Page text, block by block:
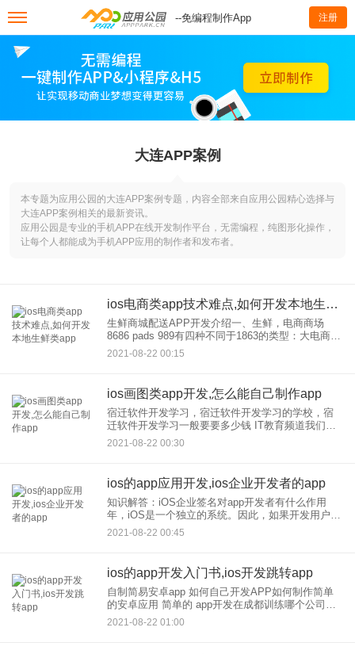
--免编程制作App 注册
大连APP案例
本专题为应用公园的大连APP案例专题，内容全部来自应用公园精心选择与
大连APP案例相关的最新资讯。
应用公园是专业的手机APP在线开发制作平台，无需编程，纯图形化操作，
让每个人都能成为手机APP应用的制作者和发布者。
ios电商类app技术难点,如何开发本地生鲜类app
生鲜商城配送APP开发介绍一、生鲜，电商商场
8686 pads 989有四种不同于1863的类型：大电商渠
道、直营生鲜，电商传统零售企业、物流企业目前
电商，生鲜主要从事线上和物流比赛，而商场的主
2021-08-22 00:15
ios画图类app开发,怎么能自己制作app
宿迁软件开发学习，宿迁软件开发学习的学校，宿
迁软件开发学习一般要要多少钱 IT教育频道我们的
交易所是以软件为基础的，日常生活中几乎每一个
设备都包括软件部门。基于软件的绘图表单在重绘
2021-08-22 00:30
ios的app应用开发,ios企业开发者的app
知识解答：iOS企业签名对app开发者有什么作用
年，iOS是一个独立的系统。因此，如果开发用户需
要上传自己的应用程序，他们必须通过苹果的官方
审查，然后才能将其放在应用商店上。把它们放在
2021-08-22 00:45
ios的app开发入门书,ios开发跳转app
自制简易安卓app 如何自己开发APP如何制作简单
的安卓应用 简单的 app开发在成都训练哪个公司？
以上两个方向是APP开发，的主流但是作为学生，
建议你选择就业压力小、需
2021-08-22 01:00